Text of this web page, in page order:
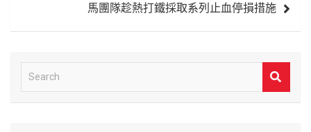
馬團隊趁熱打鐵採取系列止血停損措施
e